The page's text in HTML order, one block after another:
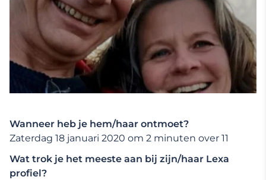
Wanneer heb je hem/haar ontmoet?
Zaterdag 18 januari 2020 om 2 minuten over 11
Wat trok je het meeste aan bij zijn/haar Lexa
profiel?